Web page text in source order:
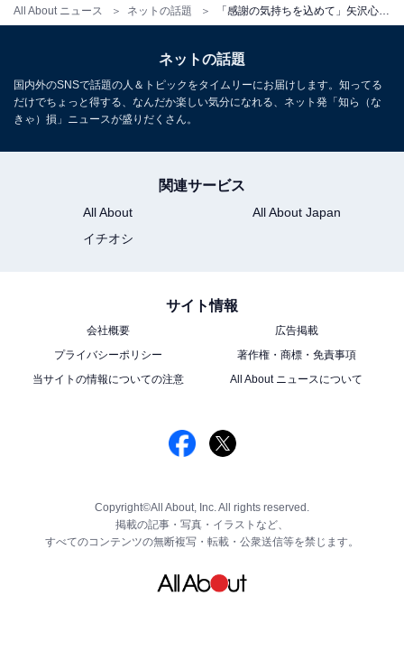
All About ニュース ネットの話題
ネットの話題
国内外のSNSで話題の人＆トピックをタイムリーにお届けします。知ってる
だけでちょっと得する、なんだか楽しい気分になれる、ネット発「知ら（な
きゃ）損」ニュースが盛りだくさん。
関連サービス
All About
All About Japan
イチオシ
サイト情報
会社概要
広告掲載
プライバシーポリシー
著作権・商標・免責事項
当サイトの情報についての注意
All About ニュースについて
Copyright©All About, Inc. All rights reserved.
掲載の記事・写真・イラストなど、
すべてのコンテンツの無断複写・転載・公衆送信等を禁じます。